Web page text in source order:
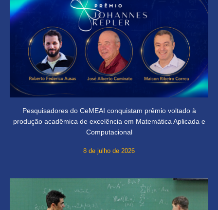
Pesquisadores do CeMEAI conquistam prêmio voltado à
produção acadêmica de excelência em Matemática Aplicada e
Computacional
8 de julho de 2026